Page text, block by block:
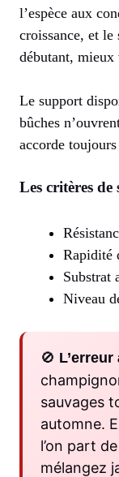
l’espèce aux
croissance, et le
débutant, mieux
Le support
bûches
accorde
Les critères de
Rapidité
Substrat
Niveau
🚫
sauvages
automne.
l’on part
mélangez